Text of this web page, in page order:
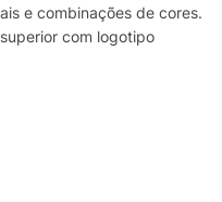
e combinações de cores.
com logotipo